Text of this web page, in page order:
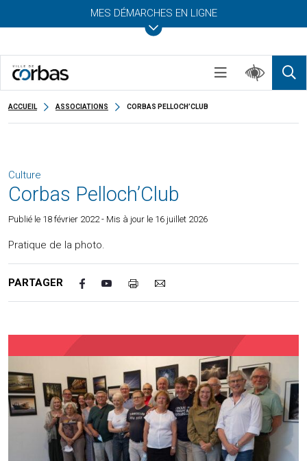
MES DÉMARCHES EN LIGNE
ACCUEIL ASSOCIATIONS CORBAS PELLOCH’CLUB
Culture
Corbas Pelloch’Club
Publié le 18 février 2022- Mis à jour le 16 juillet 2026
Pratique de la photo.
PARTAGER